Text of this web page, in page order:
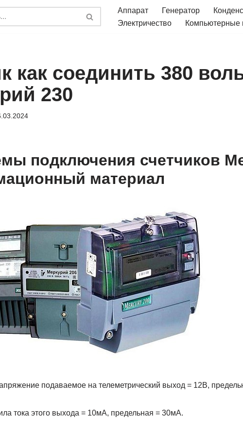
Аппарат Генератор
Электричество
Компьютерные
как соединить 380
230
подключения счетчиков
материал
подаваемое на телеметрический выход = 12В,
тока этого выхода = 10мА, предельная = 30мА.